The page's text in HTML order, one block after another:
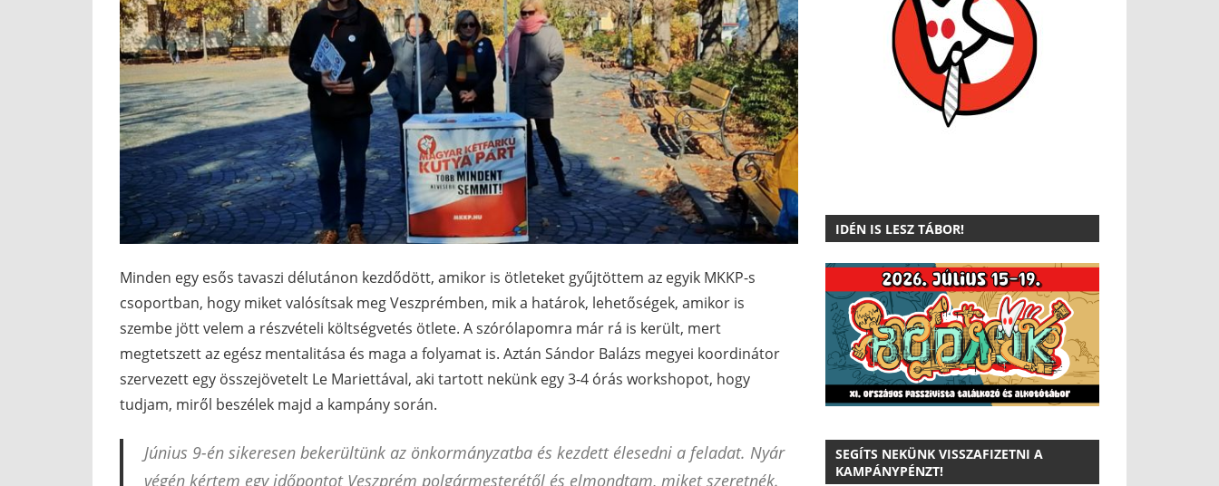
Minden egy esős tavaszi délutánon kezdődött, amikor is ötleteket gyűjtöttem az egyik MKKP-s
csoportban, hogy miket valósítsak meg Veszprémben, mik a határok, lehetőségek, amikor is
szembe jött velem a részvételi költségvetés ötlete. A szórólapomra már rá is került, mert
megtetszett az egész mentalitása és maga a folyamat is. Aztán Sándor Balázs megyei koordinátor
szervezett egy összejövetelt Le Mariettával, aki tartott nekünk egy 3-4 órás workshopot, hogy
tudjam, miről beszélek majd a kampány során.
Június 9-én sikeresen bekerültünk az önkormányzatba és kezdett élesedni a feladat. Nyár
végén kértem egy időpontot Veszprém polgármesterétől és elmondtam, miket szeretnék.
IDÉN IS LESZ TÁBOR!
SEGÍTS NEKÜNK VISSZAFIZETNI A
KAMPÁNYPÉNZT!